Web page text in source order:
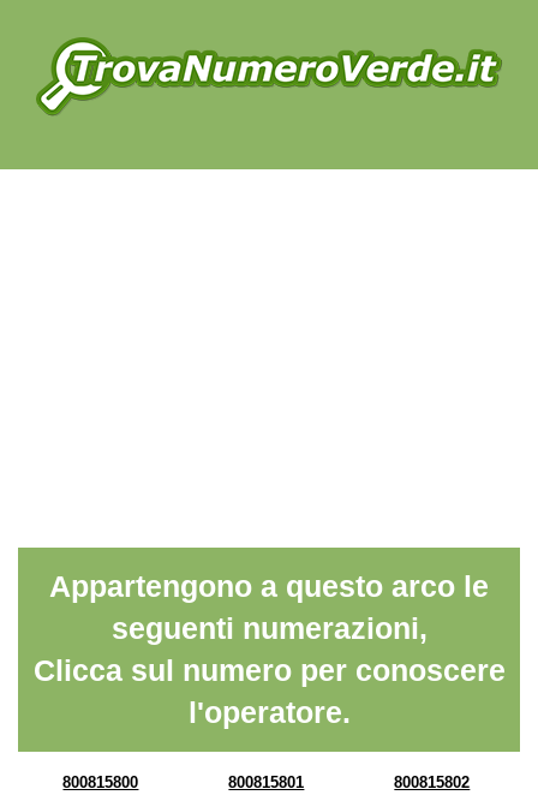
Appartengono a questo arco le
seguenti numerazioni,
Clicca sul numero per conoscere
l'operatore.
800815800 800815801 800815802